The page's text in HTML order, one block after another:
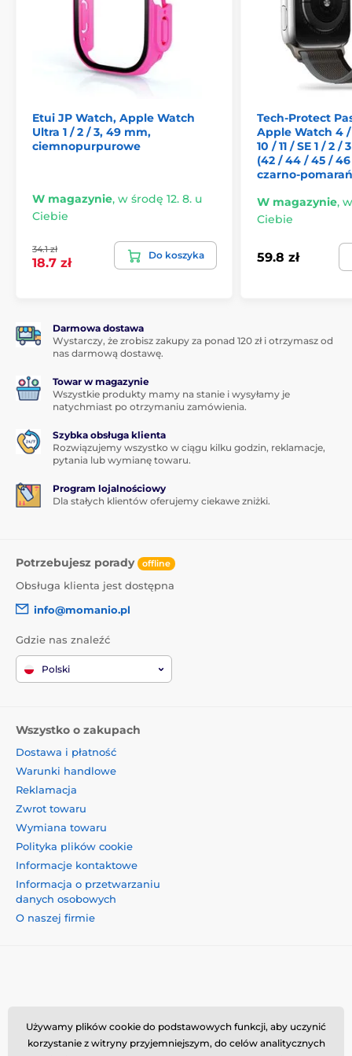
Zawartość opakowania:
1 x etui JP Watch
Nie czekaj i zapewnij swoim zegarkom to, co
i doskonałą ochronę, na którą zasługują.
Etui JP Watch, Apple Watch
Ultra 1 / 2 / 3, 49 mm,
ciemnopurpurowe
W magazynie, w środę 12. 8. u
Ciebie
34.1 zł
18.7 zł
Do koszyka
Tech-Protect
Apple Watch 4 /
10 / 11 / SE 1 / 2 /
(42 / 44 / 45 /
czarno-
W magazynie,
Ciebie
59.8 zł
Darmowa dostawa
Wystarczy, że zrobisz zakupy za ponad 120 zł i otrzymasz od
nas darmową dostawę.
Towar w magazynie
Wszystkie produkty mamy na stanie i wysyłamy je
natychmiast po otrzymaniu zamówienia.
Szybka obsługa klienta
Rozwiązujemy wszystko w ciągu kilku godzin, reklamacje,
pytania lub wymianę towaru.
Program lojalnościowy
Dla stałych klientów oferujemy ciekawe zniżki.
Potrzebujesz porady offline
Obsługa klienta jest dostępna
info@momanio.pl
Gdzie nas znaleźć
Polski
Wszystko o zakupach
Dostawa i płatność
Warunki handlowe
Reklamacja
Zwrot towaru
Wymiana towaru
Polityka plików cookie
Informacje kontaktowe
Informacja o przetwarzaniu
danych osobowych
O naszej firmie
Momanio s.r.o., Okružní 361/14, 74718, Píšť, Czechy,
VAT: CZ09604707, info@momanio.pl
Używamy plików cookie do podstawowych funkcji, aby uczynić
korzystanie z witryny przyjemniejszym, do celów analitycznych